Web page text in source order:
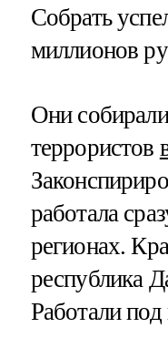
Собрать
миллионов
Они
террористов
работала
регионах.
республика
Работали